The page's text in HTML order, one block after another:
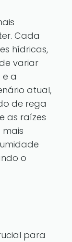
Cada
hídricas,
variar
a
atual,
de rega
as raízes
o
para